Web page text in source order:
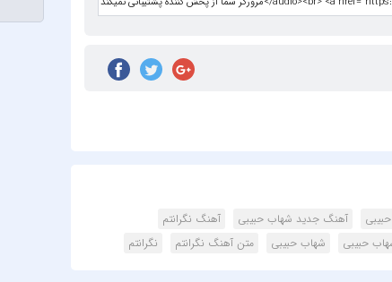
آهنگ جدید شهاب حبیبی
آهنگ نگرانتم
حبیبی شهاب حبیبی متن آهنگ نگرانتم نگرانتم